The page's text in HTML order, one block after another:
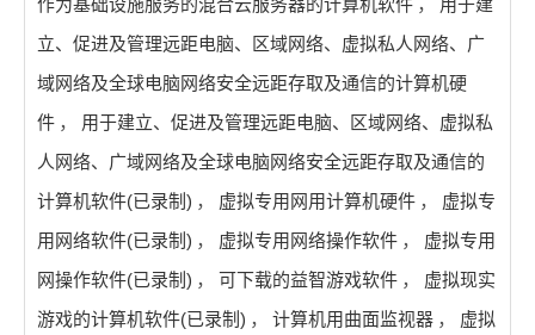
立、促进及管理远距电脑、区域网络、虚拟私人网络、广
域网络及全球电脑网络安全远距存取及通信的计算机硬
件 ，
用于建立、促进及管理远距电脑、区域网络、虚拟私
人网络、广域网络及全球电脑网络安全远距存取及通信的
计算机软件(已录制) ， 虚拟专用网用计算机硬件 ，
虚拟专
用网络软件(已录制) ， 虚拟专用网络操作软件 ，
虚拟专用
网操作软件(已录制) ， 可下载的益智游戏软件 ，
虚拟现实
游戏的计算机软件(已录制) ， 计算机用曲面监视器 ，
虚拟